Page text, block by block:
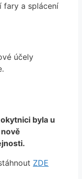
fary a splácení
účely
byla u
ZDE